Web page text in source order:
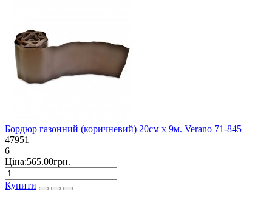
Бордюр газонний (коричневий) 20см х 9м. Verano 71-845
47951
6
Ціна:565.00грн.
Купити